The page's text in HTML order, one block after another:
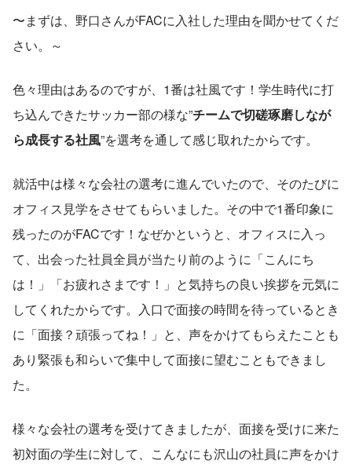
〜まずは、野口さんがFACに入社した理由を聞かせてくだ
さい。～
色々理由はあるのですが、1番は社風です！学生時代に打
ち込んできたサッカー部の様な”チームで切磋琢磨しなが
ら成長する社風”を選考を通して感じ取れたからです。
就活中は様々な会社の選考に進んでいたので、そのたびに
オフィス見学をさせてもらいました。その中で1番印象に
残ったのがFACです！なぜかというと、オフィスに入っ
て、出会った社員全員が当たり前のように「こんにち
は！」「お疲れさまです！」と気持ちの良い挨拶を元気に
してくれたからです。入口で面接の時間を待っているとき
に「面接？頑張ってね！」と、声をかけてもらえたことも
あり緊張も和らいで集中して面接に望むこともできまし
た。
様々な会社の選考を受けてきましたが、面接を受けに来た
初対面の学生に対して、こんなにも沢山の社員に声をかけ